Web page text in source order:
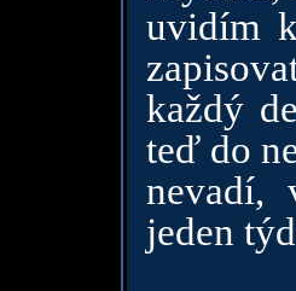
uvidím
každý
teď do
nevadí,
jeden